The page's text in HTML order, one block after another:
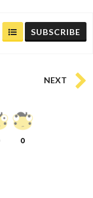
SUBSCRIBE
NEXT
0